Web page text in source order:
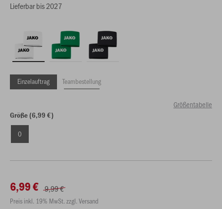
Lieferbar bis 2027
Einzelauftrag Teambestellung
Größentabelle
Größe (6,99 €)
0
6,99 € 9,99 €
Preis inkl. 19% MwSt. zzgl. Versand